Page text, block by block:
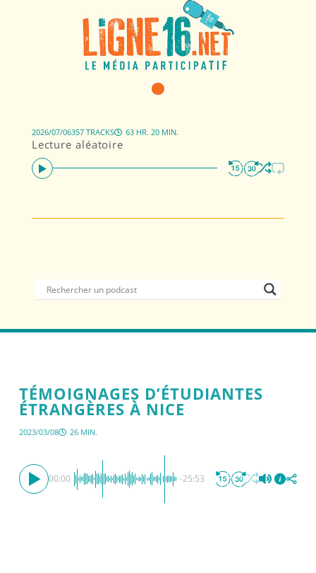
Lecture aléatoire
2026/07/06357 TRACKS 63 HR. 20 MIN.
TÉMOIGNAGES D’ÉTUDIANTES
ÉTRANGÈRES À NICE
2023/03/08 26 MIN.
00:00 -25:53